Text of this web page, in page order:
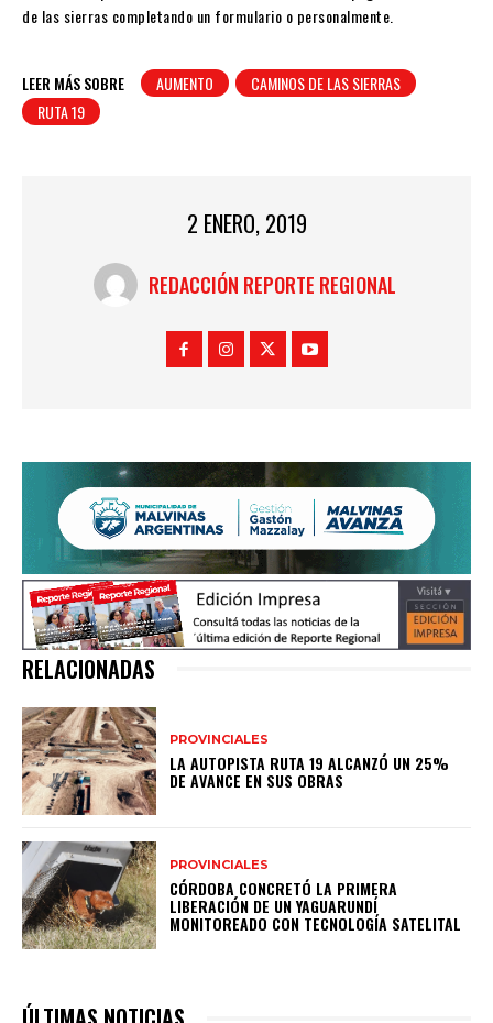
de las sierras completando un formulario o personalmente.
LEER MÁS SOBRE AUMENTO
CAMINOS DE LAS SIERRAS
RUTA 19
2 ENERO, 2019
REDACCIÓN REPORTE REGIONAL
RELACIONADAS
PROVINCIALES
LA AUTOPISTA RUTA 19 ALCANZÓ UN 25%
DE AVANCE EN SUS OBRAS
PROVINCIALES
CÓRDOBA CONCRETÓ LA PRIMERA
LIBERACIÓN DE UN YAGUARUNDÍ
MONITOREADO CON TECNOLOGÍA SATELITAL